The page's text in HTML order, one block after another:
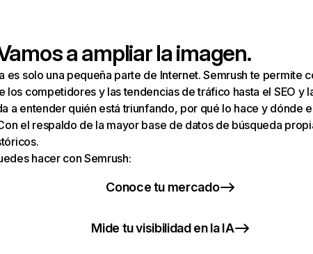
a ampliar la imagen.
es solo una pequeña parte de Internet. Semrush te permite
los competidores y las tendencias de tráfico hasta el SEO y
a entender quién está triunfando, por qué lo hace y dónde
el respaldo de la mayor base de datos de búsqueda
hacer con Semrush:
Conoce tu mercado
Mide tu visibilidad en la IA